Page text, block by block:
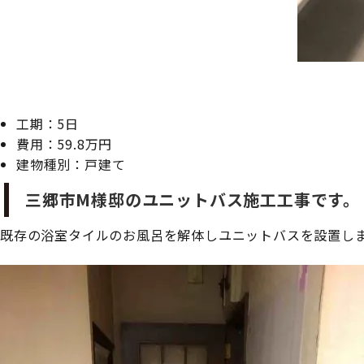
工期：5日
費用：59.8万円
建物種別：戸建て
三郷市M様邸のユニットバス施工工事です。
既存の浴室タイルのお風呂を解体しユニットバスを設置し